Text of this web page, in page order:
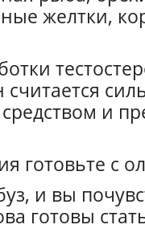
желтки,
считается
и
готовьте с
и вы
готовы